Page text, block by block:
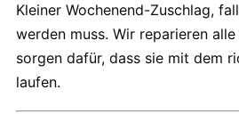
Kleiner Wochenend-Zuschlag,
werden muss. Wir reparieren
sorgen dafür, dass sie mit dem
laufen.